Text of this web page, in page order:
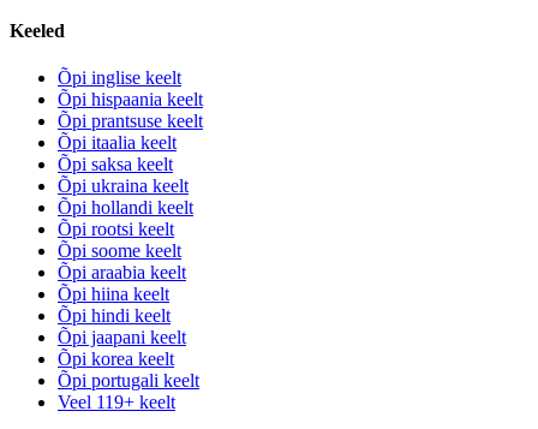
Keeled
Õpi inglise keelt
Õpi hispaania keelt
Õpi prantsuse keelt
Õpi itaalia keelt
Õpi saksa keelt
Õpi ukraina keelt
Õpi hollandi keelt
Õpi rootsi keelt
Õpi soome keelt
Õpi araabia keelt
Õpi hiina keelt
Õpi hindi keelt
Õpi jaapani keelt
Õpi korea keelt
Õpi portugali keelt
Veel 119+ keelt